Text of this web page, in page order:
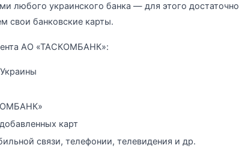
любого украинского банка — для этого достаточно
свои банковские карты.
АО «ТАСКОМБАНК»:
карт
связи, телефонии, телевидения и др.